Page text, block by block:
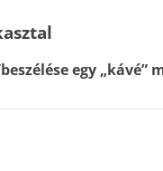
egy „kávé”